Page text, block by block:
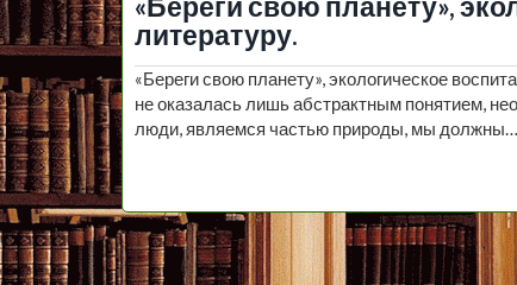
«Береги свою планету»,
литературу.
«Береги свою планету», экологическое
не оказалась лишь абстрактным понятием,
люди, являемся частью природы, мы должны…